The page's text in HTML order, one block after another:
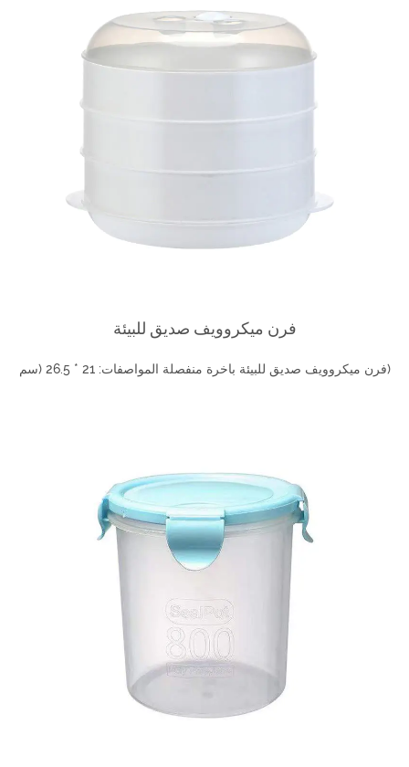
فرن ميكروويف صديق للبيئة
فرن ميكروويف صديق للبيئة باخرة منفصلة المواصفات: 21 * 26.5 (سم)